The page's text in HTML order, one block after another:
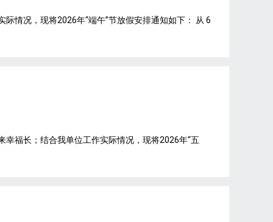
情况，现将2026年“端午”节放假安排通知如下： 从 6
幸福长；结合我单位工作实际情况，现将2026年“五